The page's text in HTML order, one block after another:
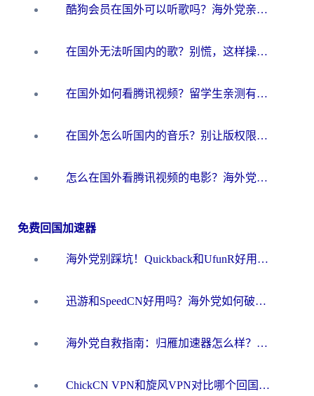
酷狗会员在国外可以听歌吗？海外党亲测有效：3步解决音乐权限难题
在国外无法听国内的歌？别慌，这样操作就能畅听QQ音乐（附亲测加速器推荐）
在国外如何看腾讯视频？留学生亲测有效的回国加速方案
在国外怎么听国内的音乐？别让版权限制断了你的华语歌单
怎么在国外看腾讯视频的电影？海外党亲测有效的回国加速指南
免费回国加速器
海外党别踩坑！Quickback和UfunR好用吗？选对回国加速器才能无缝刷国内资源
迅游和SpeedCN好用吗？海外党如何破解那道看不见的墙
海外党自救指南：归雁加速器怎么样？教你避开坑实现国内资源无缝访问
ChickCN VPN和旋风VPN对比哪个回国效果更好？海外用户的选择困境与出路